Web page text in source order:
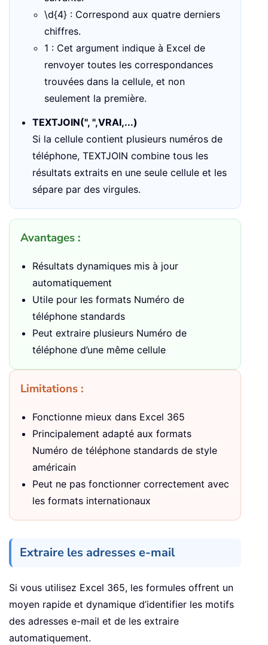
\d{4} : Correspond aux quatre derniers
chiffres.
1 : Cet argument indique à Excel de
renvoyer toutes les correspondances
trouvées dans la cellule, et non
seulement la première.
TEXTJOIN(", ",VRAI,...)
Si la cellule contient plusieurs numéros de
téléphone, TEXTJOIN combine tous les
résultats extraits en une seule cellule et les
sépare par des virgules.
Avantages :
Résultats dynamiques mis à jour
automatiquement
Utile pour les formats Numéro de
téléphone standards
Peut extraire plusieurs Numéro de
téléphone d’une même cellule
Limitations :
Fonctionne mieux dans Excel 365
Principalement adapté aux formats
Numéro de téléphone standards de style
américain
Peut ne pas fonctionner correctement avec
les formats internationaux
Extraire les adresses e-mail
Si vous utilisez Excel 365, les formules offrent un
moyen rapide et dynamique d’identifier les motifs
des adresses e-mail et de les extraire
automatiquement.